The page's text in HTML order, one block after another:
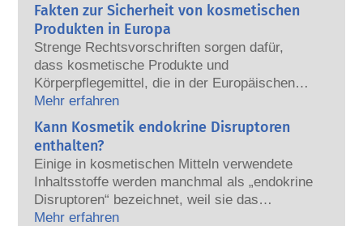
Fakten zur Sicherheit von kosmetischen
Produkten in Europa
Strenge Rechtsvorschriften sorgen dafür,
dass kosmetische Produkte und
Körperpflegemittel, die in der Europäischen
Union verkauft werden, sicher für die
Anwendung am Menschen sind. Die
Kosmetikhersteller sowie nationale und
europäische Regulierungsbehörden tragen
gemeinsam die Verantwortung für die
Sicherheit von kosmetischen Produkten.
Mehr erfahren
Kann Kosmetik endokrine Disruptoren
enthalten?
Einige in kosmetischen Mitteln verwendete
Inhaltsstoffe werden manchmal als „endokrine
Disruptoren“ bezeichnet, weil sie das
Potenzial haben, einige der Eigenschaften
Mehr erfahren